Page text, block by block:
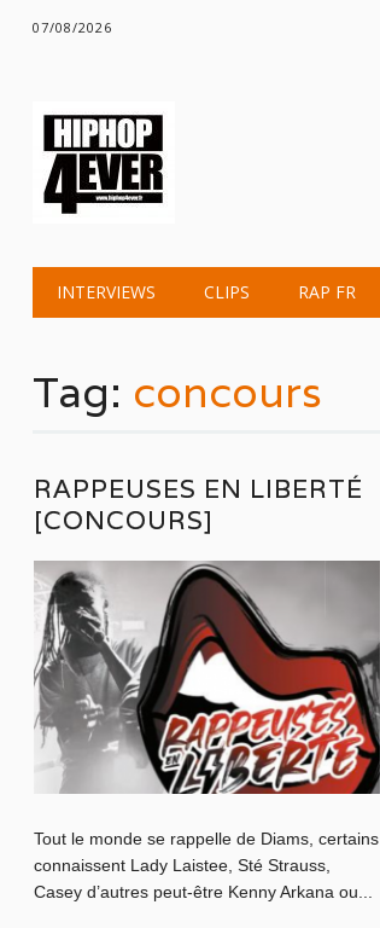
07/08/2026
Main menu
INTERVIEWS CLIPS RAP FR
Tag: concours
RAPPEUSES EN LIBERTÉ
[CONCOURS]
Tout le monde se rappelle de Diams, certains
connaissent Lady Laistee, Sté Strauss,
Casey d’autres peut-être Kenny Arkana ou...